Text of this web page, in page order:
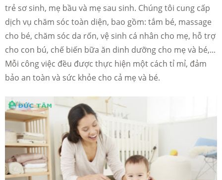
trẻ sơ sinh, mẹ bầu và mẹ sau sinh. Chúng tôi cung cấp
dịch vụ chăm sóc toàn diện, bao gồm: tắm bé, massage
cho bé, chăm sóc da rốn, vệ sinh cá nhân cho mẹ, hỗ trợ
cho con bú, chế biến bữa ăn dinh dưỡng cho mẹ và bé,...
Mỗi công việc đều được thực hiện một cách tỉ mỉ, đảm
bảo an toàn và sức khỏe cho cả mẹ và bé.